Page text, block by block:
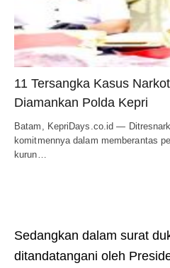
11 Tersangka Kasus
Diamankan Polda Kepri
Batam, KepriDays.co.id —
komitmennya dalam memberantas
kurun…
Sedangkan dalam surat
ditandatangani oleh